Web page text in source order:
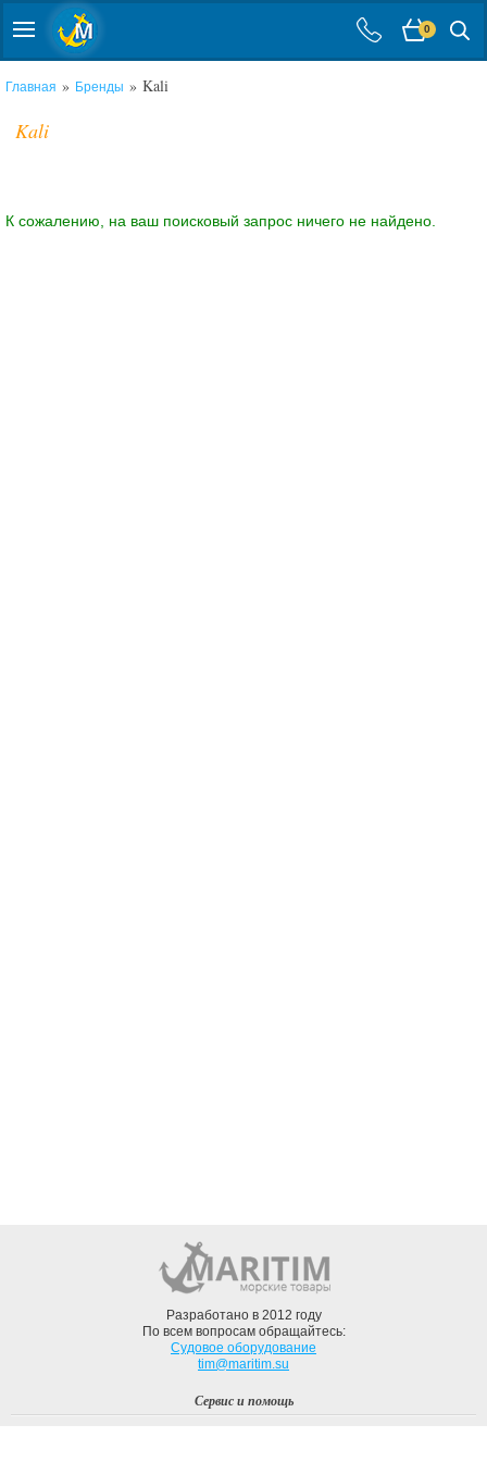
0
Главная » Бренды » Kali
Kali
К сожалению, на ваш поисковый запрос ничего не найдено.
Разработано в 2012 году
По всем вопросам обращайтесь:
Судовое оборудование
tim@maritim.su
Сервис и помощь